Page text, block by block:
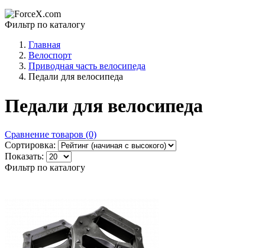
Фильтр по каталогу
Главная
Велоспорт
Приводная часть велосипеда
Педали для велосипеда
Педали для велосипеда
Сравнение товаров (0)
Сортировка:
Показать:
Фильтр по каталогу